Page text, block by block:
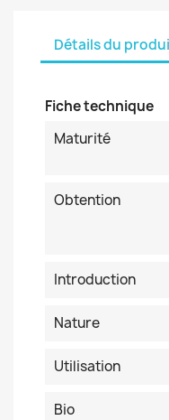
Détails du
Fiche technique
Maturité
Obtention
Introduction
Nature
Utilisation
Bio